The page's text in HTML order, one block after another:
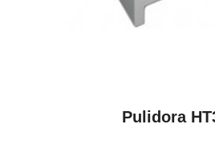
Pulidora